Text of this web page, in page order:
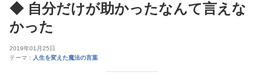
◆ 自分だけが助かったなんて言えな
かった
2019年01月25日
テーマ： 人生を変えた魔法の言葉